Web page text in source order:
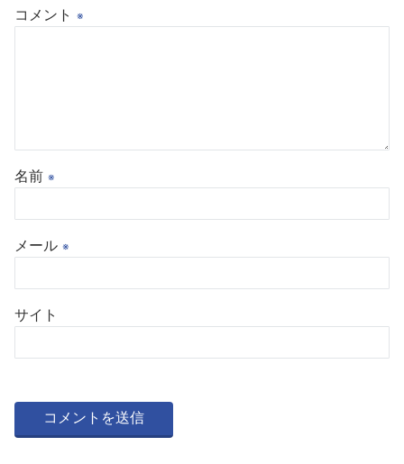
コメント ※
名前 ※
メール ※
サイト